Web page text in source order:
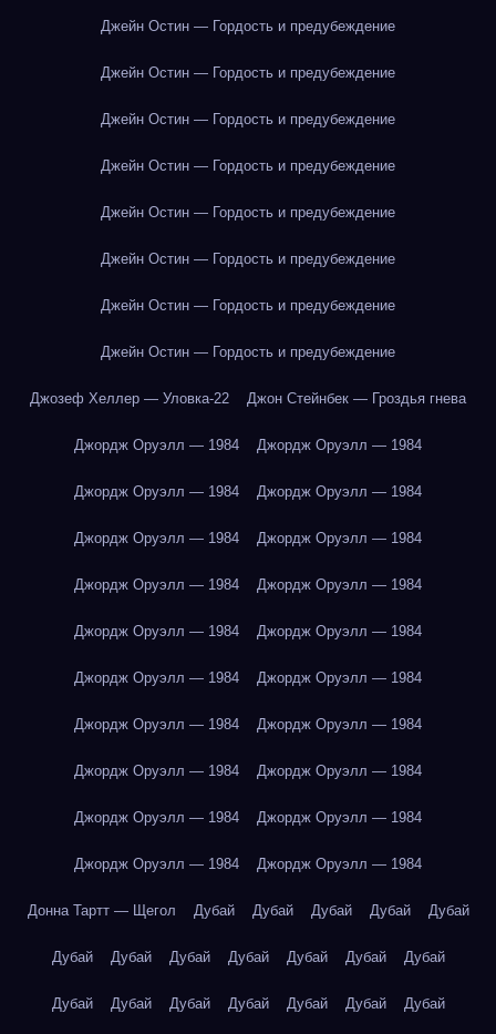
Джейн Остин — Гордость и предубеждение
Джейн Остин — Гордость и предубеждение
Джейн Остин — Гордость и предубеждение
Джейн Остин — Гордость и предубеждение
Джейн Остин — Гордость и предубеждение
Джейн Остин — Гордость и предубеждение
Джейн Остин — Гордость и предубеждение
Джейн Остин — Гордость и предубеждение
Джозеф Хеллер — Уловка-22 Джон Стейнбек — Гроздья гнева
Джордж Оруэлл — 1984 Джордж Оруэлл — 1984
Джордж Оруэлл — 1984 Джордж Оруэлл — 1984
Джордж Оруэлл — 1984 Джордж Оруэлл — 1984
Джордж Оруэлл — 1984 Джордж Оруэлл — 1984
Джордж Оруэлл — 1984 Джордж Оруэлл — 1984
Джордж Оруэлл — 1984 Джордж Оруэлл — 1984
Джордж Оруэлл — 1984 Джордж Оруэлл — 1984
Джордж Оруэлл — 1984 Джордж Оруэлл — 1984
Джордж Оруэлл — 1984 Джордж Оруэлл — 1984
Джордж Оруэлл — 1984 Джордж Оруэлл — 1984
Донна Тартт — Щегол Дубай Дубай Дубай Дубай Дубай
Дубай Дубай Дубай Дубай Дубай Дубай Дубай
Дубай Дубай Дубай Дубай Дубай Дубай Дубай